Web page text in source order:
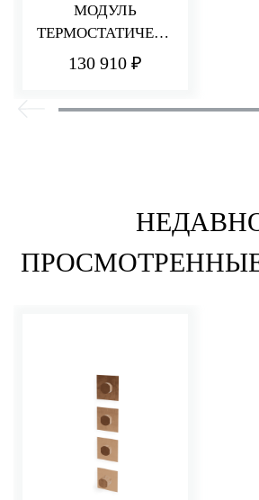
МОДУЛЬ
ТЕРМОСТАТИЧЕСК
ОГО СМЕСИТЕЛЯ
130 910 ₽